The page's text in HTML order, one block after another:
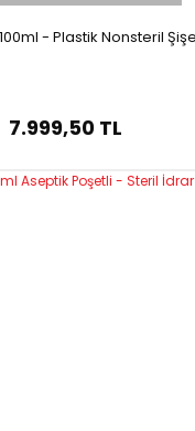
- Plastik Nonsteril
7.999,50 TL